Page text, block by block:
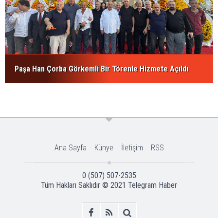
Paşa Han Çorba Görkemli Bir Törenle Hizmete Açıldı
Ana Sayfa Künye İletişim RSS
0 (507) 507-2535
Tüm Hakları Saklıdır © 2021 Telegram Haber